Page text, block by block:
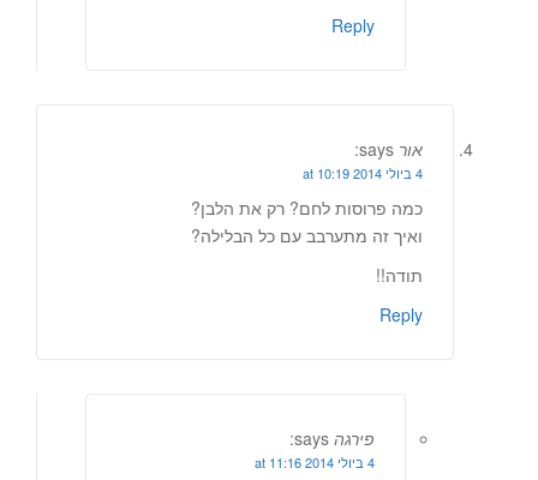
Reply
אור says:
4 ביולי 2014 at 10:19
כמה פרוסות לחם? רק את הלבן?
ואיך זה מתערבב עם כל הבלילה?
תודה!!
Reply
פירגה says:
4 ביולי 2014 at 11:16